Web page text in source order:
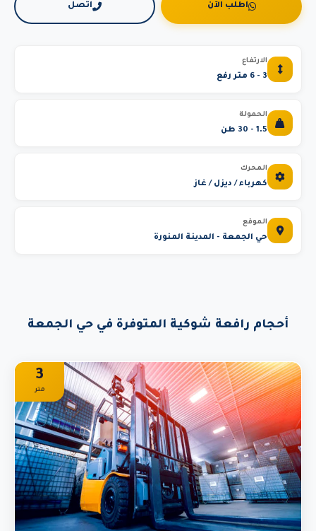
اطلب الآن اتصل
الارتفاع
3 - 6 متر رفع
الحمولة
1.5 - 30 طن
المحرك
كهرباء / ديزل / غاز
الموقع
حي الجمعة - المدينة المنورة
أحجام رافعة شوكية المتوفرة في حي الجمعة
3
متر